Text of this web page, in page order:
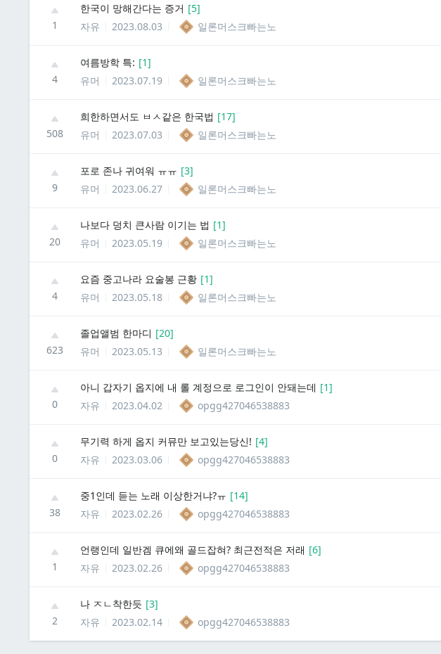
1
한국이 망해간다는 증거 [5]
자유
2023.08.03 일론머스크빠는노
4
여름방학 특: [1]
유머
2023.07.19 일론머스크빠는노
508
희한하면서도 ㅂㅅ같은 한국법 [17]
유머
2023.07.03 일론머스크빠는노
9
포로 존나 귀여워 ㅠㅠ [3]
유머
2023.06.27 일론머스크빠는노
20
나보다 덩치 큰사람 이기는 법 [1]
유머
2023.05.19 일론머스크빠는노
4
요즘 중고나라 요술봉 근황 [1]
유머
2023.05.18 일론머스크빠는노
623
졸업앨범 한마디 [20]
유머
2023.05.13 일론머스크빠는노
0
아니 갑자기 옵지에 내 롤 계정으로 로그인이 안돼는데 [1]
자유
2023.04.02 opgg427046538883
0
무기력 하게 옵지 커뮤만 보고있는당신! [4]
자유
2023.03.06 opgg427046538883
38
중1인데 듣는 노래 이상한거냐?ㅠ [14]
자유
2023.02.26 opgg427046538883
1
언랭인데 일반겜 큐에왜 골드잡혀? 최근전적은 저래 [6]
자유
2023.02.26 opgg427046538883
2
나 ㅈㄴ착한듯 [3]
자유
2023.02.14 opgg427046538883